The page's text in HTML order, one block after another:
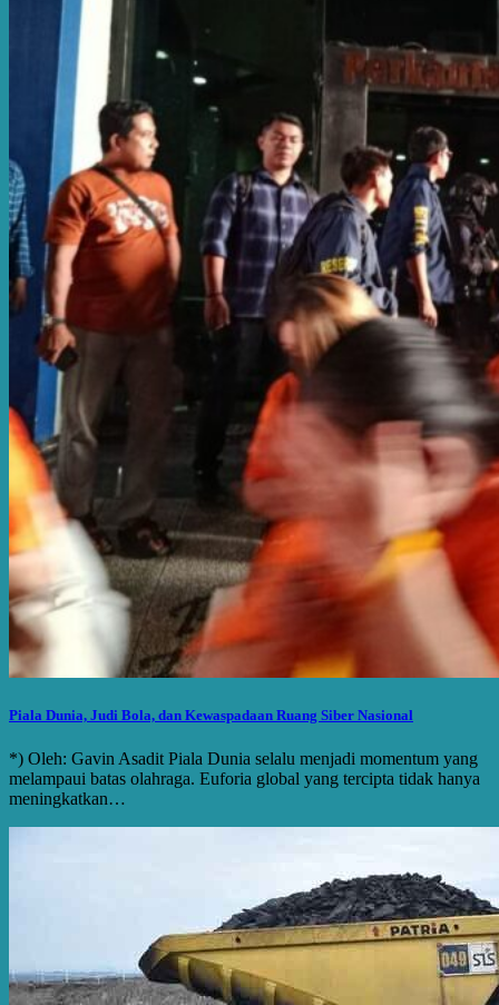
Piala Dunia, Judi Bola, dan Kewaspadaan Ruang Siber Nasional
*) Oleh: Gavin Asadit Piala Dunia selalu menjadi momentum yang
melampaui batas olahraga. Euforia global yang tercipta tidak hanya
meningkatkan…